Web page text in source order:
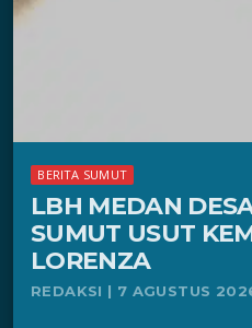
BERITA SUMUT
LBH MEDAN
SUMUT USUT
LORENZA
REDAKSI | 7 AGUSTUS